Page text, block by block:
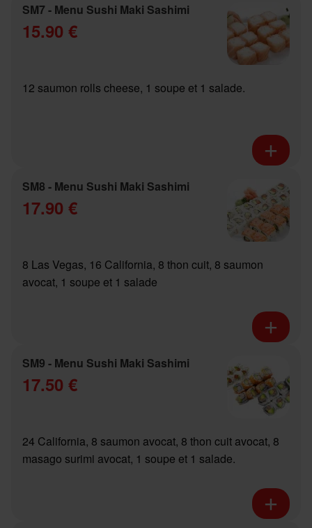
SM7 - Menu Sushi Maki Sashimi
15.90 €
12 saumon rolls cheese, 1 soupe et 1 salade.
SM8 - Menu Sushi Maki Sashimi
17.90 €
8 Las Vegas, 16 California, 8 thon cuit, 8 saumon
avocat, 1 soupe et 1 salade
SM9 - Menu Sushi Maki Sashimi
17.50 €
24 California, 8 saumon avocat, 8 thon cuit avocat, 8
masago surimi avocat, 1 soupe et 1 salade.